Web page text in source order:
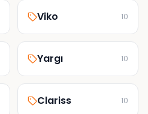
Viko 10
Yargı 10
Clariss 10